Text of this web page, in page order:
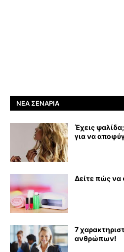
ΝΈΑ ΣΕΝΆΡΙΑ
Έχεις
για να
Δείτε πώς να
7
ανθρώπων!